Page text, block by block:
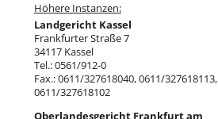
Höhere Instanzen:
Landgericht Kassel
Frankfurter Straße 7
34117 Kassel
Tel.: 0561/912-0
Fax.: 0611/327618040, 0611/327618113,
0611/327618102
Oberlandesgericht Frankfurt am